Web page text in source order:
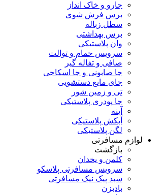
جارو و خاک انداز
برس فرش شوی
سطل زباله
برس بهداشتی
وان پلاستیکی
سرویس حمام و توالت
صافی و تفاله گیر
جا صابونی و جا اسکاجی
جای مایع دستشویی
تی و زمین شور
جا پودری پلاستیکی
آینه
آبکش پلاستیکی
لگن پلاستیکی
لوازم مسافرتی
بازگشت
کلمن و یخدان
سرویس مسافرتی پلاسکو
سبد پیک نیک مسافرتی
بادبزن